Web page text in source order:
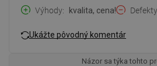
Výhody
kvalita, cena! Defekty
Ukážte pôvodný komentár
Názor sa týka tohto